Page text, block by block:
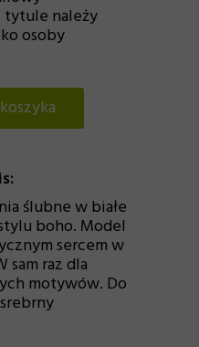
ślubne w białe
boho. Model
sercem w
sam raz dla
motywów. Do
należy
osoby